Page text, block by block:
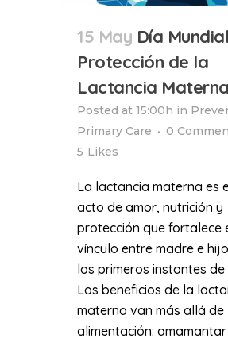
15 May Día
Protección de la
Lactancia Materna
Posted at 15:00h in
Primary Care
0
5 Likes
La lactancia materna es
acto de amor, nutrición y
protección que fortalece
vínculo entre madre e
los primeros instantes de
Los beneficios de la
materna van más allá de
alimentación: